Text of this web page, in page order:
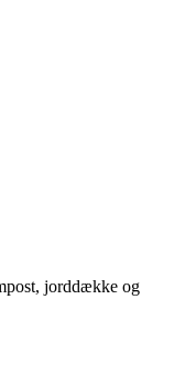
jorddække og